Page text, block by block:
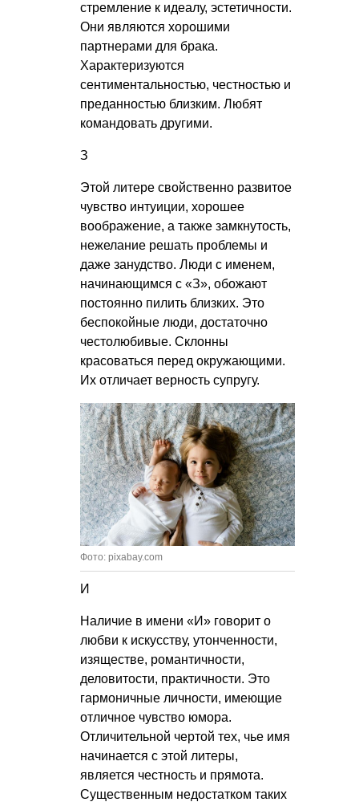
стремление к идеалу, эстетичности.
Они являются хорошими
партнерами для брака.
Характеризуются
сентиментальностью, честностью и
преданностью близким. Любят
командовать другими.
З
Этой литере свойственно развитое
чувство интуиции, хорошее
воображение, а также замкнутость,
нежелание решать проблемы и
даже занудство. Люди с именем,
начинающимся с «З», обожают
постоянно пилить близких. Это
беспокойные люди, достаточно
честолюбивые. Склонны
красоваться перед окружающими.
Их отличает верность супругу.
Фото: pixabay.com
И
Наличие в имени «И» говорит о
любви к искусству, утонченности,
изяществе, романтичности,
деловитости, практичности. Это
гармоничные личности, имеющие
отличное чувство юмора.
Отличительной чертой тех, чье имя
начинается с этой литеры,
является честность и прямота.
Существенным недостатком таких